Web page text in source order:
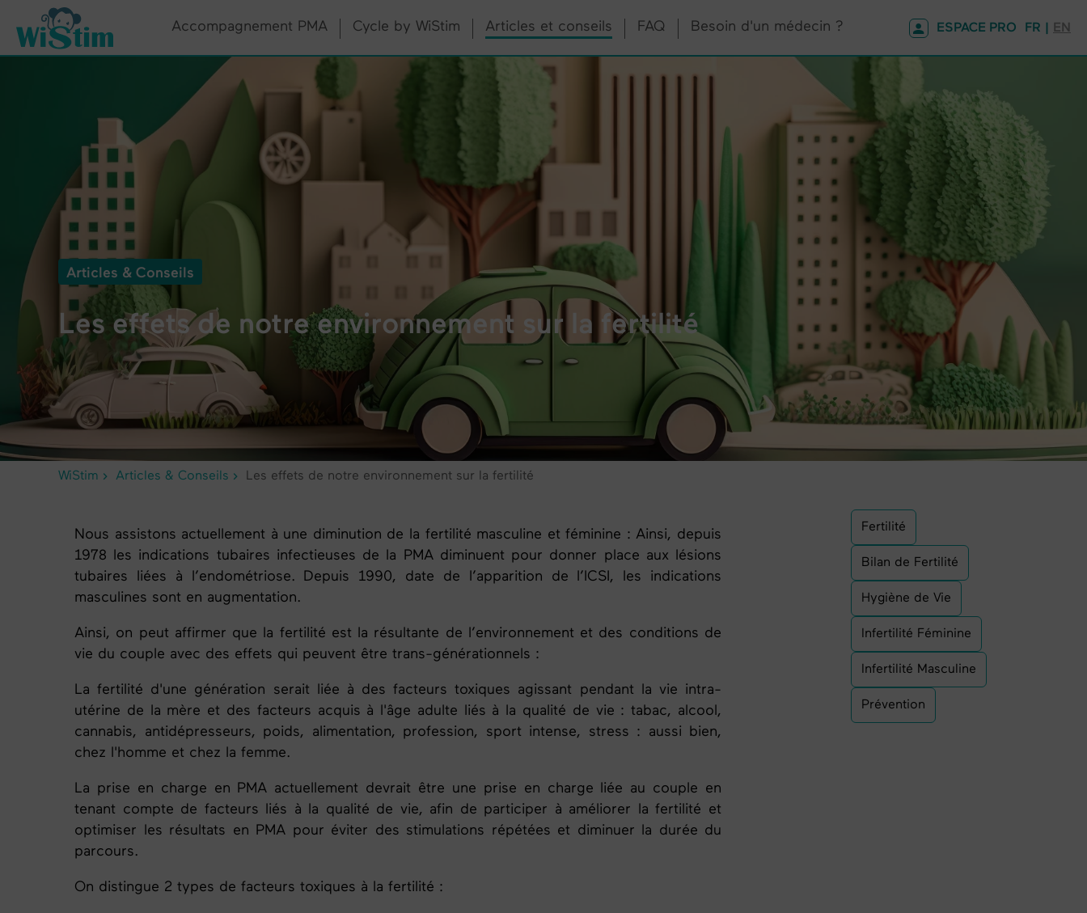
Accompagnement PMA Cycle by WiStim Articles et conseils FAQ Besoin d'un médecin ? ESPACE PRO FR | EN
Articles & Conseils
Les effets de notre environnement sur la fertilité
WiStim Articles & Conseils Les effets de notre environnement sur la fertilité
Nous assistons actuellement à une diminution de la fertilité masculine et féminine : Ainsi, depuis
1978 les indications tubaires infectieuses de la
PMAdiminuent pour donner place aux lésions
tubaires liées à l’endométriose. Depuis 1990, date de l’apparition de l’ICSI, les indications
masculines sont en augmentation.
Ainsi, on peut affirmer que la fertilité est la résultante de l’environnement et des conditions de
vie du couple avec des effets qui peuvent être trans-générationnels :
La fertilité d'une génération serait liée à des facteurs toxiques agissant pendant la vie intra-
utérine de la mère et des facteurs acquis à l'âge adulte liés à la qualité de vie : tabac, alcool,
cannabis, antidépresseurs, poids, alimentation, profession, sport intense, stress : aussi bien,
chez l'homme et chez la femme.
La prise en charge en PMA actuellement devrait être une prise en charge liée au couple en
tenant compte de facteurs liés à la qualité de vie, afin de participer à améliorer lafertilité et
optimiser les résultats en
PMA pour éviter des stimulations répétées et diminuer la durée du
parcours.
On distingue 2 types de facteurs toxiques à la fertilité :
Fertilité
Bilan de Fertilité
Hygiène de Vie
Infertilité Féminine
Infertilité Masculine
Prévention
Panneau de gestion des cookies